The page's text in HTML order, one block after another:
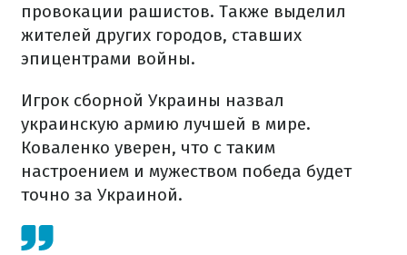
провокации рашистов. Также выделил
жителей других городов, ставших
эпицентрами войны.
Игрок сборной Украины назвал
украинскую армию лучшей в мире.
Коваленко уверен, что с таким
настроением и мужеством победа будет
точно за Украиной.